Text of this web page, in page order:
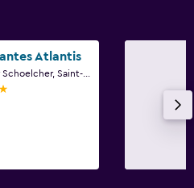
Atlantis